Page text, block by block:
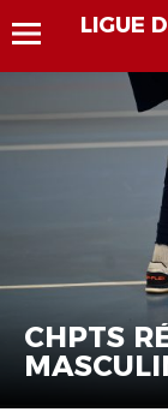
LIGUE
CHPTS